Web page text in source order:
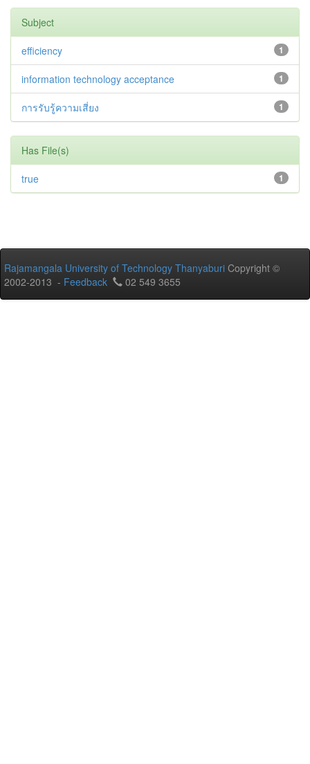
Subject
1
efficiency
1
information technology acceptance
1
การรับรู้ความเสี่ยง
Has File(s)
1
true
Rajamangala University of Technology Thanyaburi Copyright ©
2002-2013 - Feedback 02 549 3655